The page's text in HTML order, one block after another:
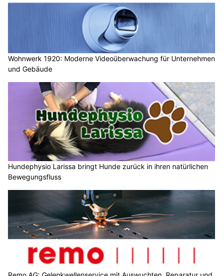
Wohnwerk 1920: Moderne Videoüberwachung für Unternehmen
und Gebäude
Hundephysio Larissa bringt Hunde zurück in ihren natürlichen
Bewegungsfluss